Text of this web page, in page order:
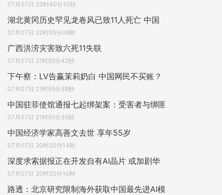
07月07日 23时40分10秒
湖北黄冈历史罕见龙卷风已致11人死亡 中国
07月07日 22时05分08秒
广西洪涝灾害致六死11失联
07月07日 21时55分42秒
下午察：LV告赢茉莉奶白 中国网民不买账？
07月07日 21时55分38秒
中国驻菲使馆通报七起绑架案：受害者与绑匪
07月07日 21时55分35秒
中国经济学家高善文去世 享年55岁
07月07日 20时20分14秒
深度求索据报正在开发自有AI晶片 或加剧华
07月07日 20时20分10秒
路透：北京研究限制海外获取中国最先进AI模